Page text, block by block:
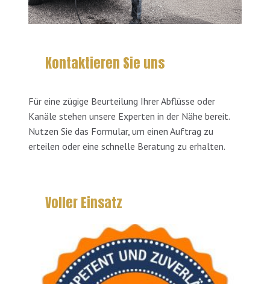
Kontaktieren Sie uns
Für eine zügige Beurteilung Ihrer Abflüsse oder
Kanäle stehen unsere Experten in der Nähe bereit.
Nutzen Sie das Formular, um einen Auftrag zu
erteilen oder eine schnelle Beratung zu erhalten.
Voller Einsatz